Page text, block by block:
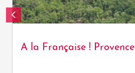
A la Française ! Provence